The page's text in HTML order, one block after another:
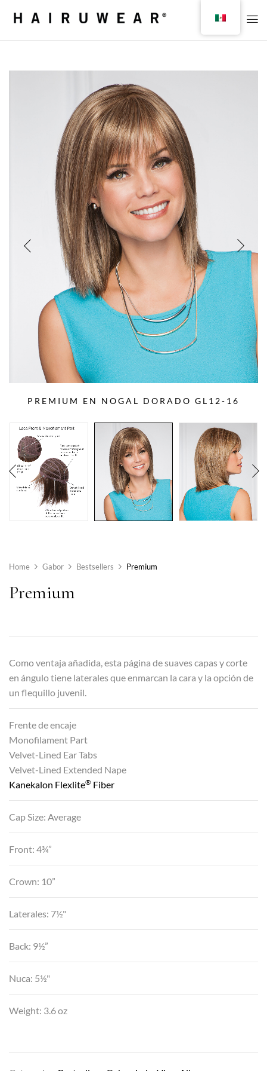
PREMIUM EN NOGAL DORADO GL12-16
Home Gabor Bestsellers Premium
Premium
Como ventaja añadida, esta página de suaves capas y corte
en ángulo tiene laterales que enmarcan la cara y la opción de
un flequillo juvenil.
Frente de encaje
Monofilament Part
Velvet-Lined Ear Tabs
Velvet-Lined Extended Nape
Kanekalon Flexlite® Fiber
Cap Size: Average
Front: 4¾”
Crown: 10”
Laterales: 7½"
Back: 9½”
Nuca: 5½"
Weight: 3.6 oz